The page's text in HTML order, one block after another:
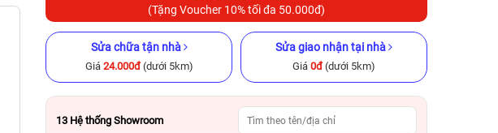
-5.700.000đ -5.000.000đ -8.300.000đ
(Tặng Voucher 10% tối đa 50.000đ)
Sửa chữa tận nhà
Giá 24.000đ(dưới 5km)
Sửa giao nhận tại nhà
Giá 0đ(dưới 5km)
13 Hệ thống Showroom